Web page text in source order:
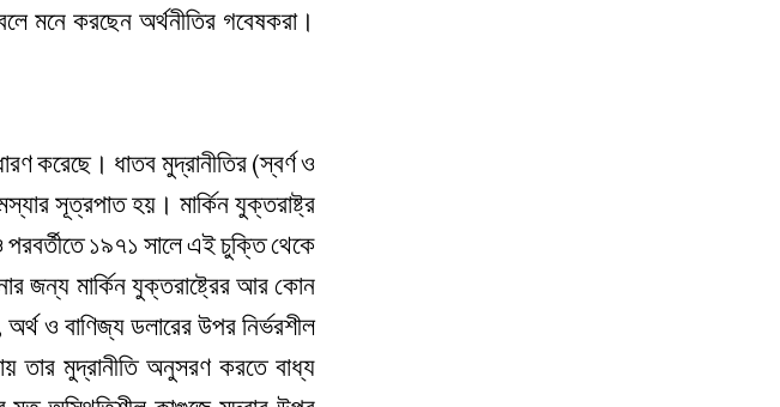
মনে করছেন অর্থনীতির গবেষকরা।
করেছে। ধাতব মুদ্রানীতির (স্বর্ণ ও
সূত্রপাত হয়। মার্কিন যুক্তরাষ্ট্র
পরবর্তীতে ১৯৭১ সালে এই চুক্তি থেকে
জন্য মার্কিন যুক্তরাষ্ট্রের আর কোন
ও বাণিজ্য ডলারের উপর নির্ভরশীল
মুদ্রানীতি অনুসরণ করতে বাধ্য